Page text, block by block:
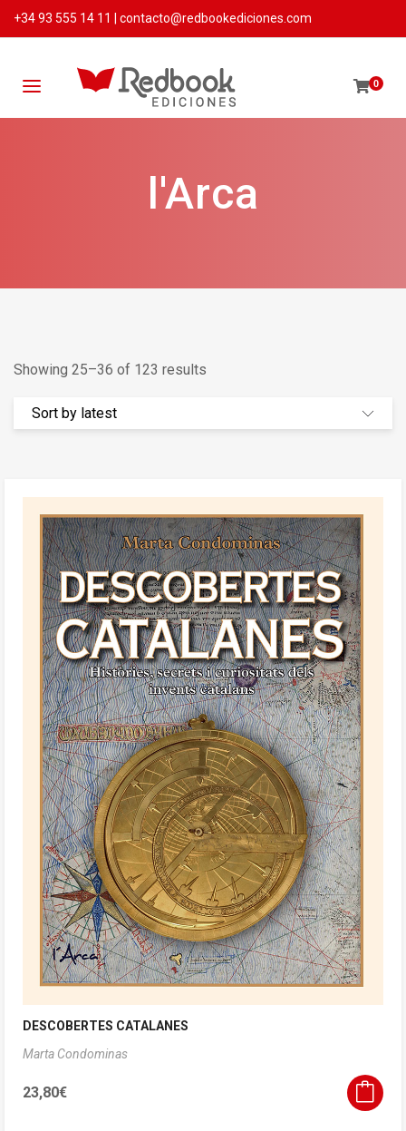
+34 93 555 14 11 contacto@redbookediciones.com
0
l'Arca
Showing 25–36 of 123 results
DESCOBERTES CATALANES
Marta Condominas
23,80€